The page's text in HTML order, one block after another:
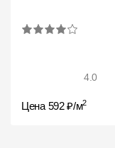
4.0
Цена 592 ₽/м2